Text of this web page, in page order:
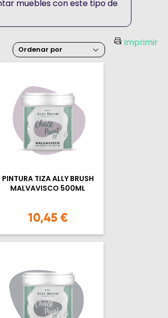
muebles con este tipo de
Imprimir
PINTURA TIZA ALLY BRUSH
MALVAVISCO 500ML
10,45 €